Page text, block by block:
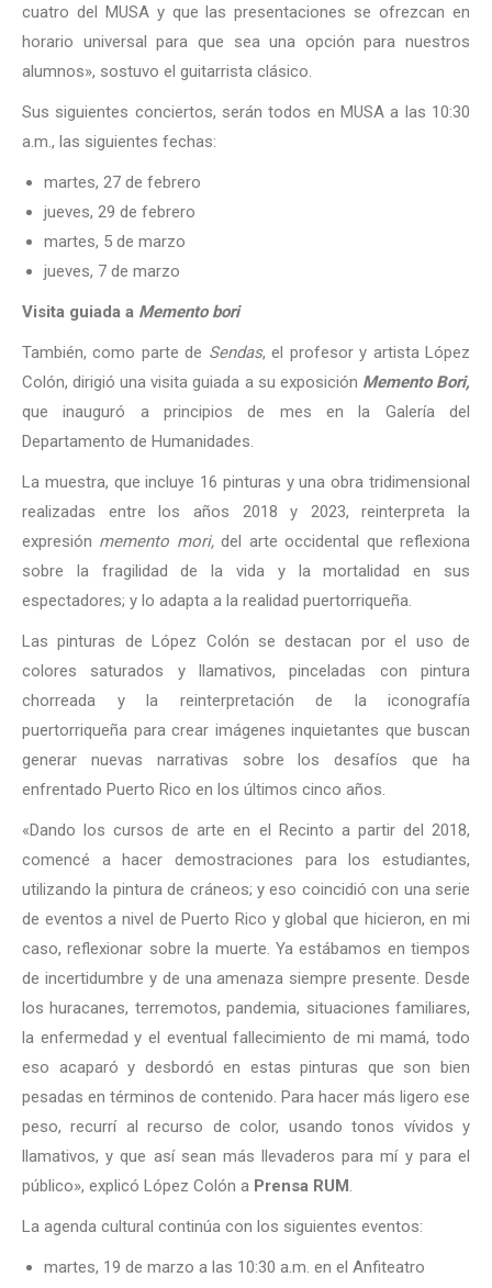
cuatro del MUSA y que las presentaciones se ofrezcan en
horario universal para que sea una opción para nuestros
alumnos», sostuvo el guitarrista clásico.
Sus siguientes conciertos, serán todos en MUSA a las 10:30
a.m., las siguientes fechas:
martes, 27 de febrero
jueves, 29 de febrero
martes, 5 de marzo
jueves, 7 de marzo
Visita guiada a Memento bori
También, como parte de Sendas, el profesor y artista López
Colón, dirigió una visita guiada a su exposición Memento Bori,
que inauguró a principios de mes en la Galería del
Departamento de Humanidades.
La muestra, que incluye 16 pinturas y una obra tridimensional
realizadas entre los años 2018 y 2023, reinterpreta la
expresión memento mori,del arte occidental que reflexiona
sobre la fragilidad de la vida y la mortalidad en sus
espectadores; y lo adapta a la realidad puertorriqueña.
Las pinturas de López Colón se destacan por el uso de
colores saturados y llamativos, pinceladas con pintura
chorreada y la reinterpretación de la iconografía
puertorriqueña para crear imágenes inquietantes que buscan
generar nuevas narrativas sobre los desafíos que ha
enfrentado Puerto Rico en los últimos cinco años.
«Dando los cursos de arte en el Recinto a partir del 2018,
comencé a hacer demostraciones para los estudiantes,
utilizando la pintura de cráneos; y eso coincidió con una serie
de eventos a nivel de Puerto Rico y global que hicieron, en mi
caso, reflexionar sobre la muerte. Ya estábamos en tiempos
de incertidumbre y de una amenaza siempre presente. Desde
los huracanes, terremotos, pandemia, situaciones familiares,
la enfermedad y el eventual fallecimiento de mi mamá, todo
eso acaparó y desbordó en estas pinturas que son bien
pesadas en términos de contenido. Para hacer más ligero ese
peso, recurrí al recurso de color, usando tonos vívidos y
llamativos, y que así sean más llevaderos para mí y para el
público», explicó López Colón a Prensa RUM
La agenda cultural continúa con los siguientes eventos:
martes, 19 de marzo a las 10:30 a.m. en el Anfiteatro